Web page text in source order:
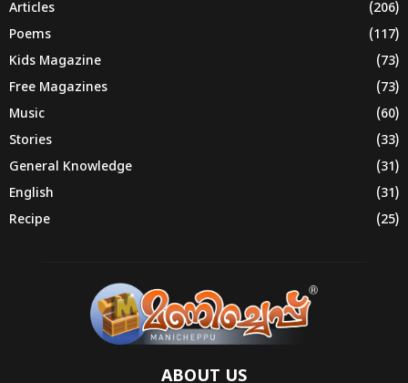
Articles
(206)
Poems
(117)
Kids Magazine
(73)
Free Magazines
(73)
Music
(60)
Stories
(33)
General Knowledge
(31)
English
(31)
Recipe
(25)
ABOUT US